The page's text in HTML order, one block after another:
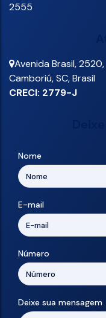
2555
Avenida Brasil,2520,
Camboriú,SC,Brasil
CRECI: 2779-J
Nome
E-mail
Número
Deixe sua mensagem